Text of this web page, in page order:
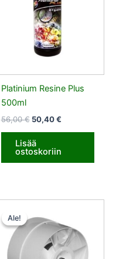
Platinium Resine Plus
500ml
56,00€ 50,40€
Lisää
ostoskoriin
Ale!
Ale!
oli:
15,50 €.
on:
14,72 €.